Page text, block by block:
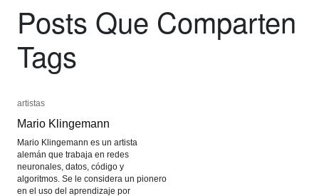
Posts Que Comparten
Tags
artistas
Mario Klingemann
Mario Klingemann es un artista
alemán que trabaja en redes
neuronales, datos, código y
algoritmos. Se le considera un pionero
en el uso del aprendizaje por
artistas
Mario Klingemann